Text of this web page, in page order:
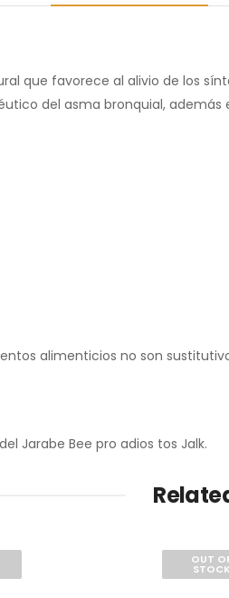
que favorece al alivio de los
del asma bronquial,
alimenticios no son
Jarabe Bee pro adios tos Jalk.
OUT
STOCK